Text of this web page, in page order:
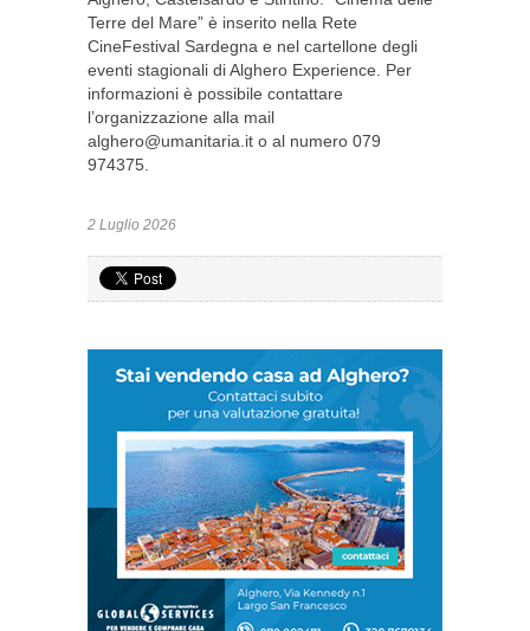
Terre del Mare” è inserito nella Rete
CineFestival Sardegna e nel cartellone degli
eventi stagionali di Alghero Experience. Per
informazioni è possibile contattare
l’organizzazione alla mail
alghero@umanitaria.it o al numero 079
974375.
2 Luglio 2026